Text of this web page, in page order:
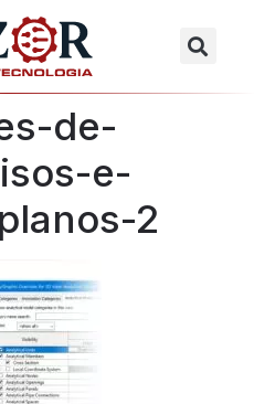
de-
e-
2